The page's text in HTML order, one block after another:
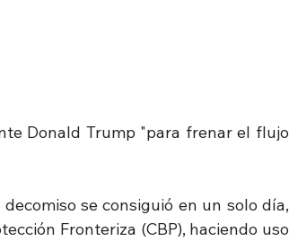
Donald Trump "para frenar el flujo
se consiguió en un solo día,
Fronteriza (CBP), haciendo uso